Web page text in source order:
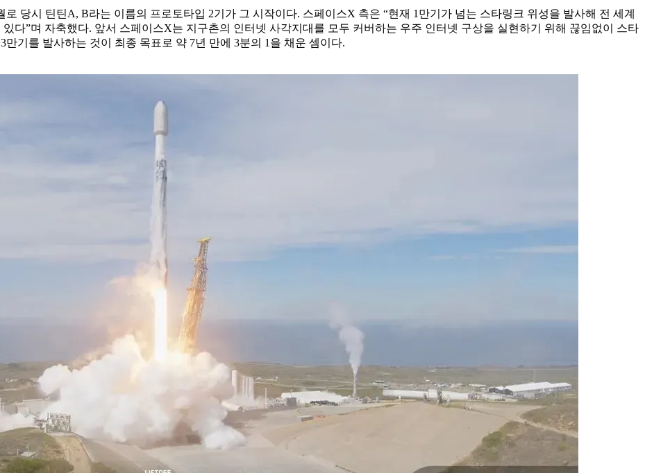
당시 틴틴A, B라는 이름의 프로토타입 2기가 그 시작이다. 스페이스X 측은 “현재 1만기가 넘는 스타링크 위성을 발사해 전 세계
다”며 자축했다. 앞서 스페이스X는 지구촌의 인터넷 사각지대를 모두 커버하는 우주 인터넷 구상을 실현하기 위해 끊임없이 스타
기를 발사하는 것이 최종 목표로 약 7년 만에 3분의 1을 채운 셈이다.